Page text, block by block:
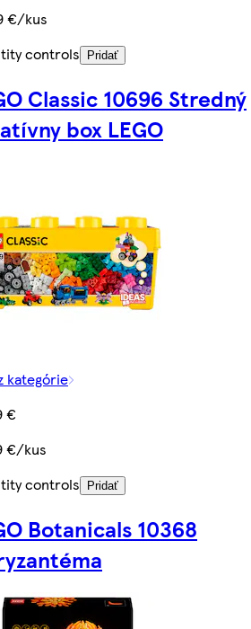
€/kus
controls
Pridať
Classic 10696 Stredný
box LEGO
kategórie
€
€/kus
controls
Pridať
Botanicals 10368